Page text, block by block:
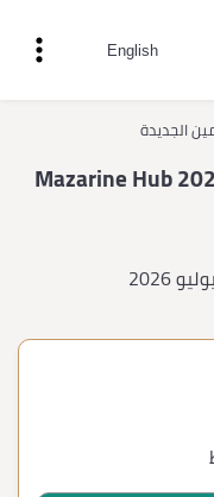
English
الجديدة
مزارين هب العلمين الجديدة 2026 Mazarine Hub